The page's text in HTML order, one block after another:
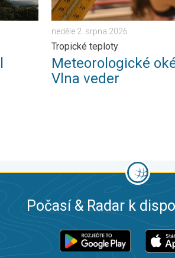
neděle 2. srpna 2026
Tropické teploty
Meteorologické
Vlna veder
Počasí & Radar k